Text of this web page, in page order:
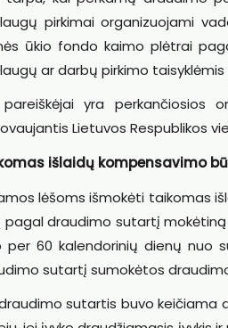
pirkimai organizuojami
ūkio fondo kaimo plėtrai
ar darbų pirkimo taisyklėmis
yra perkančiosios
Lietuvos Respublikos
išlaidų kompensavimo
lėšoms išmokėti taikomas
pagal draudimo sutartį
per 60 kalendorinių dienų nuo
sutartį sumokėtos
sutartis buvo keičiama